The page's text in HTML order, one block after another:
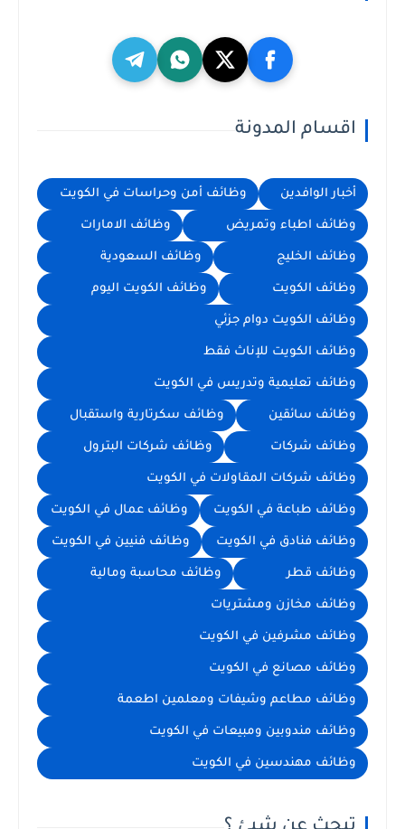
اقسام المدونة
أخبار الوافدين وظائف أمن وحراسات في الكويت
وظائف اطباء وتمريض وظائف الامارات
وظائف الخليج وظائف السعودية
وظائف الكويت وظائف الكويت اليوم
وظائف الكويت دوام جزئي
وظائف الكويت للإناث فقط
وظائف تعليمية وتدريس في الكويت
وظائف سائقين وظائف سكرتارية واستقبال
وظائف شركات وظائف شركات البترول
وظائف شركات المقاولات في الكويت
وظائف طباعة في الكويت وظائف عمال في الكويت
وظائف فنادق في الكويت وظائف فنيين في الكويت
وظائف قطر وظائف محاسبة ومالية
وظائف مخازن ومشتريات
وظائف مشرفين في الكويت
وظائف مصانع في الكويت
وظائف مطاعم وشيفات ومعلمين اطعمة
وظائف مندوبين ومبيعات في الكويت
وظائف مهندسين في الكويت